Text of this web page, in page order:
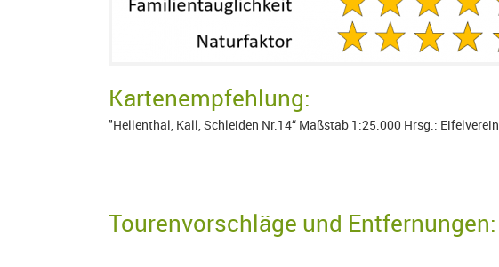
Kartenempfehlung:
"Hellenthal, Kall, Schleiden Nr.14“ Maßstab 1:25.000 Hrsg.: Eifelverein
Tourenvorschläge und Entfernungen: